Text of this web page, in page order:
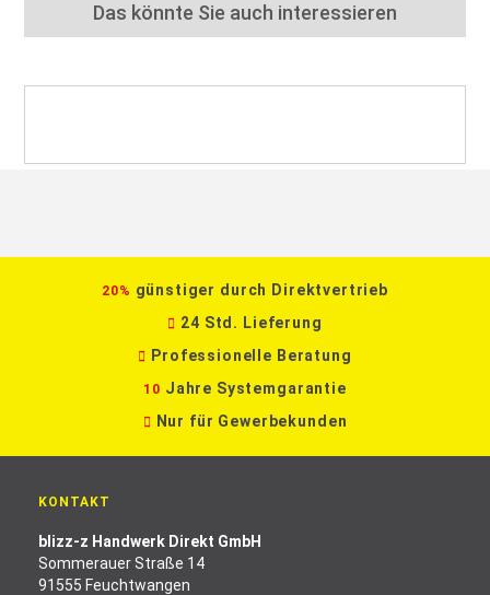
Das könnte Sie auch interessieren
20% günstiger durch Direktvertrieb
24 Std. Lieferung
Professionelle Beratung
10 Jahre Systemgarantie
Nur für Gewerbekunden
KONTAKT
blizz-z Handwerk Direkt GmbH
Sommerauer Straße 14
91555 Feuchtwangen